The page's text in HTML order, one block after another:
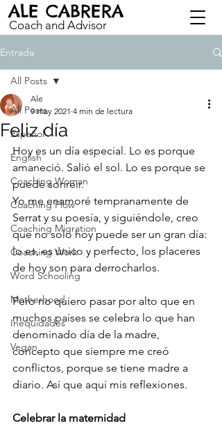
Coach and Advisor
ALE CABRERA
Entrada
All Posts
Español
English
Coaching Woman
Coaching Flow
Coaching Migration
Coaching Work
Word Schooling
Motherhood
Inequidades
Vegan
All Posts
Feliz día
Ale
9 may 2021 4 min de lectura
Hoy es un día especial. Lo es porque
amaneció. Salió el sol. Lo es porque se
puede sonreir.
Yo me enamoré tempranamente de
Serrat y su poesía, y siguiéndole, creo
que no solo hoy puede ser un gran día:
lo es, es único y perfecto, los placeres
de hoy son para derrocharlos.
Pero no quiero pasar por alto que en
muchos países se celebra lo que han
denominado día de la madre,
concepto que siempre me creó
conflictos, porque se tiene madre a
diario. Así que aquí mis reflexiones.
Celebrar la maternidad